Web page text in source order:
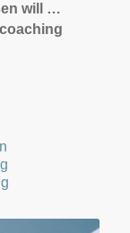
will …